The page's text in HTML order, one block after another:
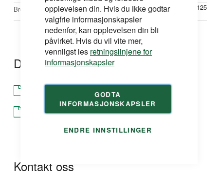
opplevelsen din. Hvis du ikke godtar
valgfrie informasjonskapsler
nedenfor, kan opplevelsen din bli
påvirket. Hvis du vil vite mer,
vennligst les retningslinjene for
informasjonskapsler
GODTA
INFORMASJONSKAPSLER
ENDRE INNSTILLINGER
Bredde mm 125
Dokumentasjon
Produktdatablad
Kontakt oss